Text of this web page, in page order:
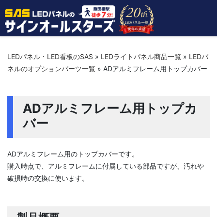
LEDパネル・LED看板のSAS » LEDライトパネル商品一覧 » LEDパ
ネルのオプションパーツ一覧 » ADアルミフレーム用トップカバー
ADアルミフレーム用トップカ
バー
ADアルミフレーム用のトップカバーです。
購入時点で、アルミフレームに付属している部品ですが、汚れや
破損時の交換に使います。